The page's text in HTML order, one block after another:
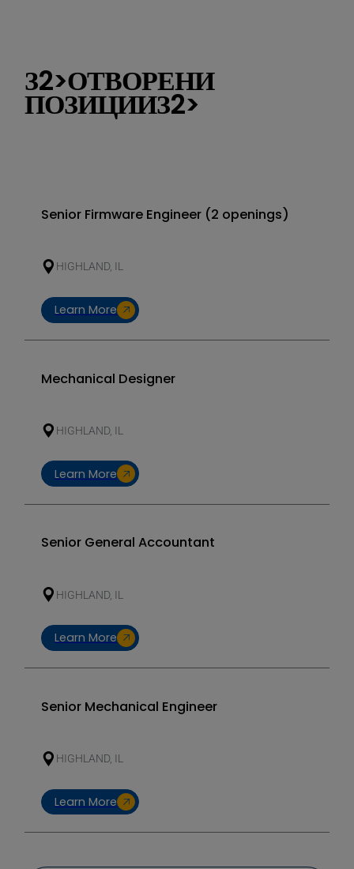
З2>ОТВОРЕНИ
ПОЗИЦИИЗ2>
Senior Firmware Engineer (2 openings)
HIGHLAND, IL
Learn More
Mechanical Designer
HIGHLAND, IL
Learn More
Senior General Accountant
HIGHLAND, IL
Learn More
Senior Mechanical Engineer
HIGHLAND, IL
Learn More